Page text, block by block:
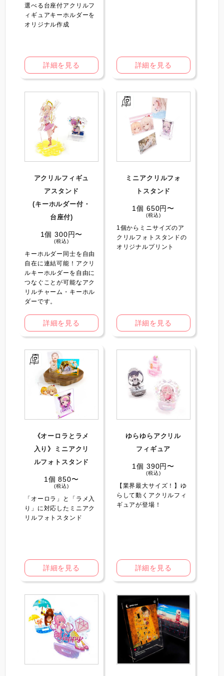
選べる台座付アクリルフ
ィギュアキーホルダーを
オリジナル作成
詳細を見る 詳細を見る
アクリルフィギュ
アスタンド
(キーホルダー付・
台座付)
1個 300円〜
(税込)
キーホルダー同士を自由
自在に連結可能！アクリ
ルキーホルダーを自由に
つなぐことが可能なアク
リルチャーム・キーホル
ダーです。
詳細を見る
ミニアクリルフォ
トスタンド
1個 650円〜
(税込)
1個からミニサイズのア
クリルフォトスタンドの
オリジナルプリント
詳細を見る
《オーロラとラメ
入り》ミニアクリ
ルフォトスタンド
1個 850〜
(税込)
「オーロラ」と「ラメ入
り」に対応したミニアク
リルフォトスタンド
詳細を見る
ゆらゆらアクリル
フィギュア
1個 390円〜
(税込)
【業界最大サイズ！】ゆ
らして動くアクリルフィ
ギュアが登場！
詳細を見る